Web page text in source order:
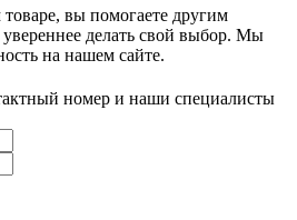
вы помогаете другим
увереннее делать свой выбор. Мы
на нашем сайте.
номер и наши специалисты